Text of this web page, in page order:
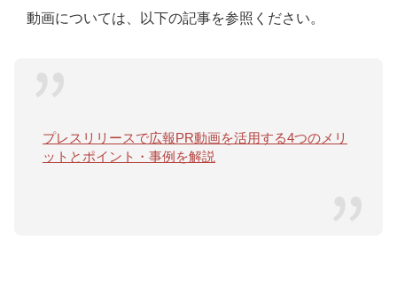
動画については、以下の記事を参照ください。
プレスリリースで広報PR動画を活用する4つのメリ
ットとポイント・事例を解説